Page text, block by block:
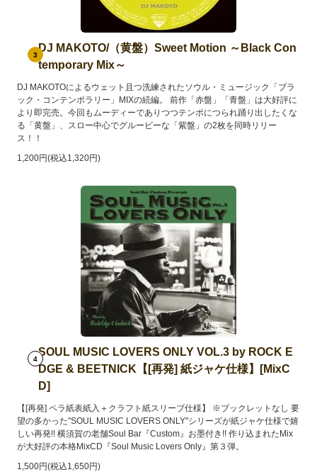
3
DJ MAKOTO/（黄盤）Sweet Motion ～Black Con
temporary Mix～
DJ MAKOTOによるウェット且つ洗練されたソウル・ミュージック「ブラ
ック・コンテンポラリー」MIXの続編。 前作「赤盤」「青盤」は大好評に
より即完売。今回もムーディーでありつつテンポにつられ踊り出したくな
る「黄盤」、スロー中心でグルービーな「紫盤」の2枚を同時リリー
ス！！
1,200円(税込1,320円)
4
SOUL MUSIC LOVERS ONLY VOL.3 by ROCK E
DGE & BEETNICK【[再発] 紙ジャケ仕様】[MixC
D]
【[再発] ペラ紙表紙入＋クラフト紙スリーブ仕様】 ※ブックレットなし 要
望の多かった"SOUL MUSIC LOVERS ONLY"シリーズが紙ジャケ仕様で嬉
しい再発!! 横須賀の老舗Soul Bar『Custom』お墨付き!! 作り込まれたMix
が大好評の本格MixCD『Soul Music Lovers Only』第３弾。
1,500円(税込1,650円)